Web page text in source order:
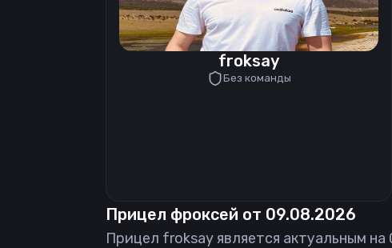
froksay
Без команды
Прицел фроксей от 09.08.2026
Прицел froksay является актуальным на